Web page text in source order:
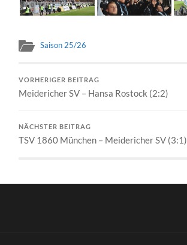
Saison 25/26
VORHERIGER BEITRAG
Meidericher SV – Hansa Rostock (2:2)
NÄCHSTER BEITRAG
TSV 1860 München – Meidericher SV (3:1)